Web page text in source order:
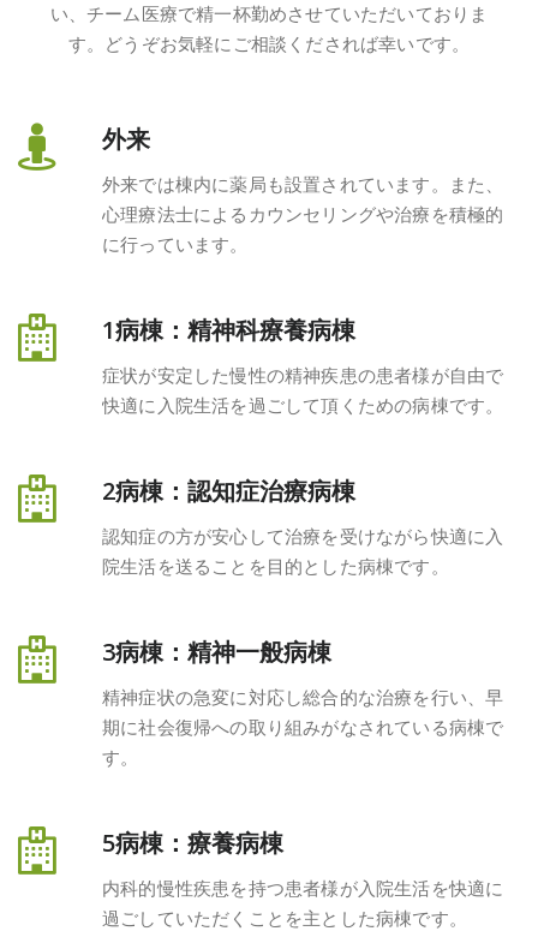
い、チーム医療で精一杯勤めさせていただいておりま
す。どうぞお気軽にご相談くだされば幸いです。
外来
外来では棟内に薬局も設置されています。また、
心理療法士によるカウンセリングや治療を積極的
に行っています。
1病棟：精神科療養病棟
症状が安定した慢性の精神疾患の患者様が自由で
快適に入院生活を過ごして頂くための病棟です。
2病棟：認知症治療病棟
認知症の方が安心して治療を受けながら快適に入
院生活を送ることを目的とした病棟です。
3病棟：精神一般病棟
精神症状の急変に対応し総合的な治療を行い、早
期に社会復帰への取り組みがなされている病棟で
す。
5病棟：療養病棟
内科的慢性疾患を持つ患者様が入院生活を快適に
過ごしていただくことを主とした病棟です。